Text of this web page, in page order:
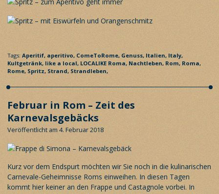
Tags: Aperitif, aperitivo, ComeToRome, Genuss, Italien, Italy,
Kultgetränk,like a local, LOCALIKE Roma, Nachtleben, Rom, Roma,
Rome, Spritz, Strand, Strandleben,
Februar in Rom – Zeit des
Karnevalsgebäcks
Veröffentlicht am 4. Februar 2018
Kurz vor dem Endspurt möchten wir Sie noch in die kulinarischen
Carnevale-Geheimnisse Roms einweihen. In diesen Tagen
kommt hier keiner an den Frappe und Castagnole vorbei. In